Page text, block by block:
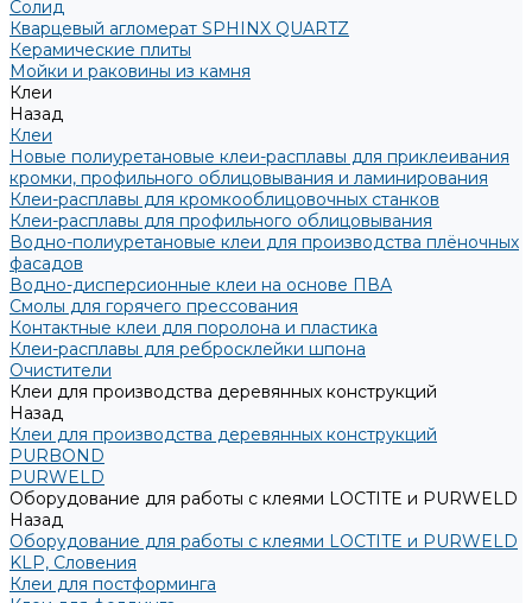
Солид
Кварцевый агломерат SPHINX QUARTZ
Керамические плиты
Мойки и раковины из камня
Клеи
Назад
Клеи
Новые полиуретановые клеи-расплавы для приклеивания
кромки, профильного облицовывания и ламинирования
Клеи-расплавы для кромкооблицовочных станков
Клеи-расплавы для профильного облицовывания
Водно-полиуретановые клеи для производства плёночных
фасадов
Водно-дисперсионные клеи на основе ПВА
Смолы для горячего прессования
Контактные клеи для поролона и пластика
Клеи-расплавы для ребросклейки шпона
Очистители
Клеи для производства деревянных конструкций
Назад
Клеи для производства деревянных конструкций
PURBOND
PURWELD
Оборудование для работы с клеями LOCTITE и PURWELD
Назад
Оборудование для работы с клеями LOCTITE и PURWELD
KLP, Словения
Клеи для постформинга